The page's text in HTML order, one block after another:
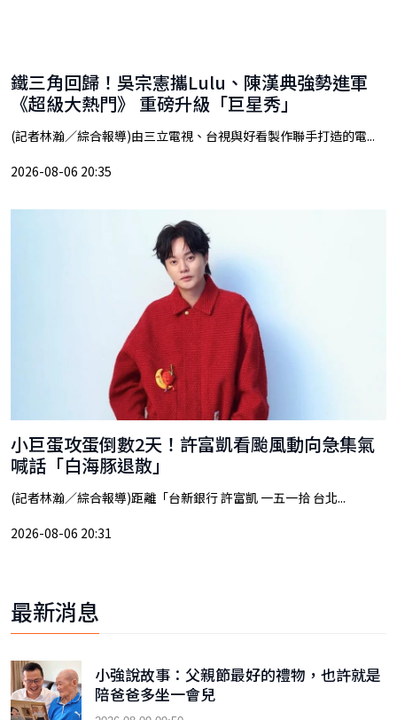
鐵三角回歸！吳宗憲攜Lulu、陳漢典強勢進軍
《超級大熱門》 重磅升級「巨星秀」
(記者林瀚／綜合報導)由三立電視、台視與好看製作聯手打造的電...
2026-08-06 20:35
小巨蛋攻蛋倒數2天！許富凱看颱風動向急集氣
喊話「白海豚退散」
(記者林瀚／綜合報導)距離「台新銀行 許富凱 一五一拾 台北...
2026-08-06 20:31
最新消息
小強說故事：父親節最好的禮物，也許就是
陪爸爸多坐一會兒